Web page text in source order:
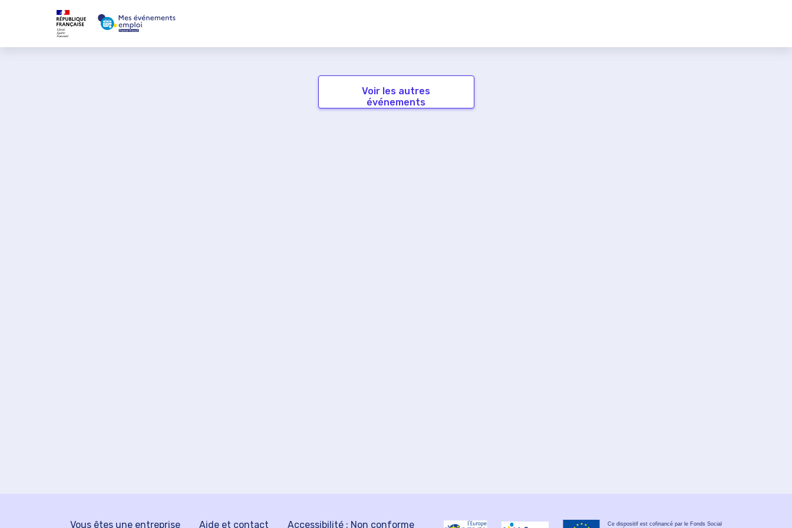
Voir les autres
événements
Vous êtes une entreprise Aide et contact Accessibilité : Non conforme
Ce dispositif est cofinancé par le Fonds Social